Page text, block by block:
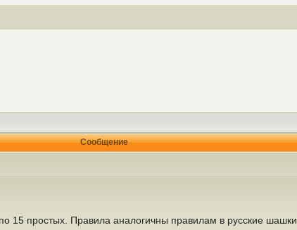
Сообщение
15 простых. Правила аналогичны правилам в русские шашки.